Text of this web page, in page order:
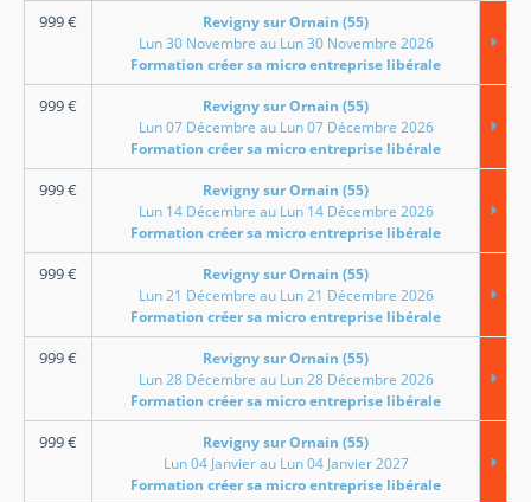
999€
Revigny sur Ornain (55)
Lun 30 Novembre au Lun 30 Novembre 2026
Formation créer sa micro entreprise libérale
999€
Revigny sur Ornain (55)
Lun 07 Décembre au Lun 07 Décembre 2026
Formation créer sa micro entreprise libérale
999€
Revigny sur Ornain (55)
Lun 14 Décembre au Lun 14 Décembre 2026
Formation créer sa micro entreprise libérale
999€
Revigny sur Ornain (55)
Lun 21 Décembre au Lun 21 Décembre 2026
Formation créer sa micro entreprise libérale
999€
Revigny sur Ornain (55)
Lun 28 Décembre au Lun 28 Décembre 2026
Formation créer sa micro entreprise libérale
999€
Revigny sur Ornain (55)
Lun 04 Janvier au Lun 04 Janvier 2027
Formation créer sa micro entreprise libérale